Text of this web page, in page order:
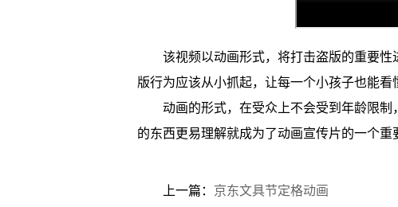
该视频以动画形式，将打击盗版的重要
版行为应该从小抓起，让每一个小孩子也能
动画的形式，在受众上不会受到年龄限
的东西更易理解就成为了动画宣传片的一个重
上一篇： 京东文具节定格动画